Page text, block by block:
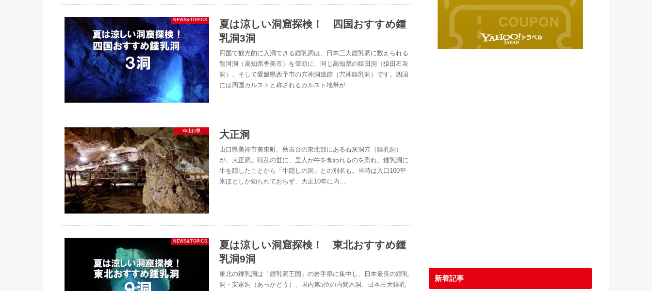
NEWS&TOPICS
夏は涼しい洞窟探検！ 四国おすすめ鍾
乳洞3洞
四国で観光的に入洞できる鍾乳洞は、日本三大鍾乳洞に数えられる
龍河洞（高知県香美市）を筆頭に、同じ高知県の猿田洞（猿田石灰
洞）、そして愛媛県西予市の穴神洞遺跡（穴神鍾乳洞）です。四国
には四国カルストと称されるカルスト地帯が…
35山口県 大正洞
山口県美祢市美東町、秋吉台の東北部にある石灰洞穴（鍾乳洞）
が、大正洞。戦乱の世に、里人が牛を奪われるのを恐れ、鍾乳洞に
牛を隠したことから「牛隠しの洞」との別名も。当時は入口100平
米ほどしか知られておらず、大正10年に内…
NEWS&TOPICS
夏は涼しい洞窟探検！ 東北おすすめ鍾
乳洞9洞
東北の鍾乳洞は「鍾乳洞王国」の岩手県に集中し、日本最長の鍾乳
洞・安家洞（あっかどう）、国内第5位の内間木洞、日本三大鍾乳
新着記事